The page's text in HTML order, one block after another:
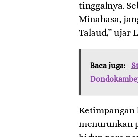
tinggalnya.
Minahasa,
Talaud,” ujar
Baca juga:
menurunkan